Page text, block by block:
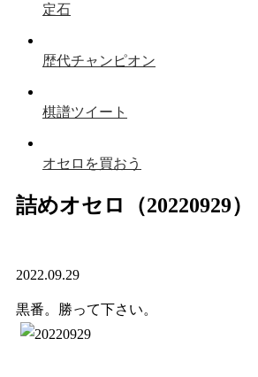
定石
歴代チャンピオン
棋譜ツイート
オセロを買おう
詰めオセロ（20220929）
2022.09.29
黒番。勝って下さい。